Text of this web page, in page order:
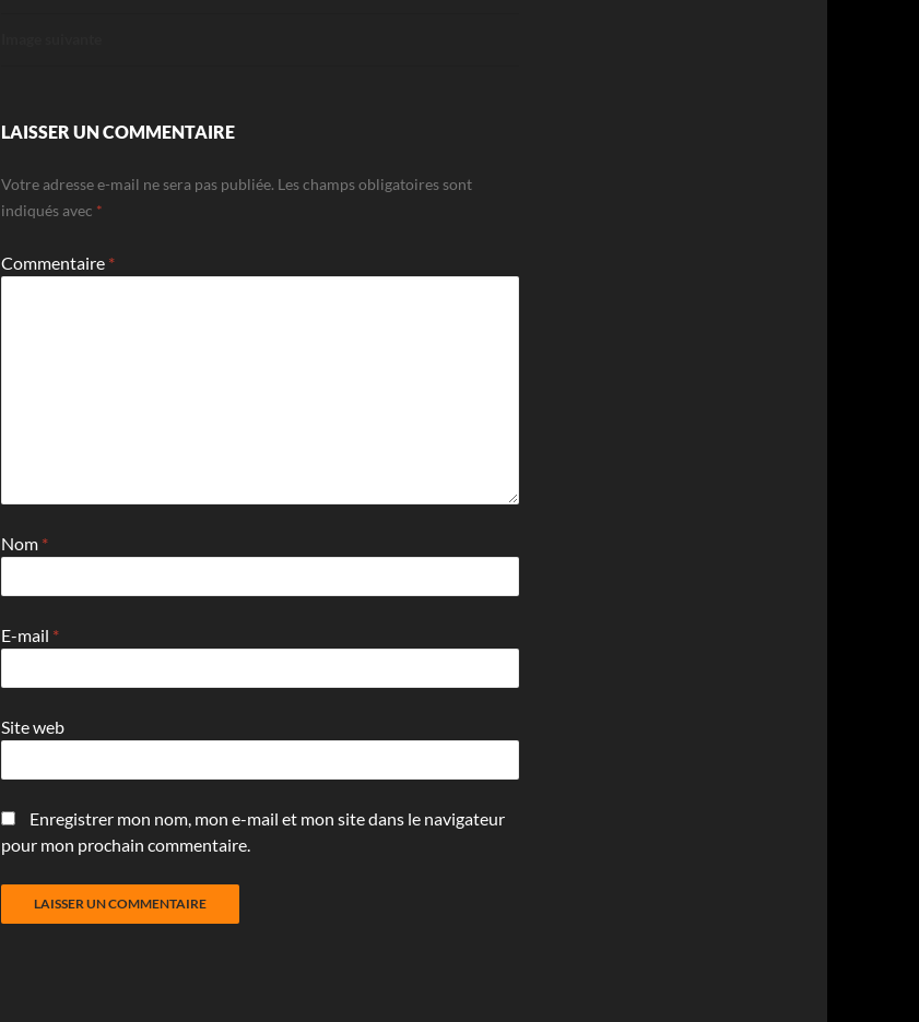
LAISSER UN COMMENTAIRE
Votre adresse e-mail ne sera pas publiée. Les champs obligatoires sont
indiqués avec *
Commentaire *
Nom *
E-mail *
Site web
Enregistrer mon nom, mon e-mail et mon site dans le navigateur
pour mon prochain commentaire.